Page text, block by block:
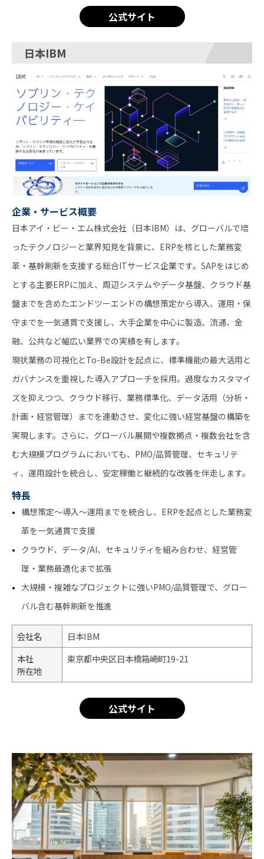
公式サイト
日本IBM
企業・サービス概要
日本アイ・ビー・エム株式会社（日本IBM）は、グローバルで培
ったテクノロジーと業界知見を背景に、ERPを核とした業務変
革・基幹刷新を支援する総合ITサービス企業です。SAPをはじめ
とする主要ERPに加え、周辺システムやデータ基盤、クラウド基
盤までを含めたエンドツーエンドの構想策定から導入、運用・保
守までを一気通貫で支援し、大手企業を中心に製造、流通、金
融、公共など幅広い業界での実績を有します。
現状業務の可視化とTo-Be設計を起点に、標準機能の最大活用と
ガバナンスを重視した導入アプローチを採用。過度なカスタマイ
ズを抑えつつ、クラウド移行、業務標準化、データ活用（分析・
計画・経営管理）までを連動させ、変化に強い経営基盤の構築を
実現します。さらに、グローバル展開や複数拠点・複数会社を含
む大規模プログラムにおいても、PMO/品質管理、セキュリテ
ィ、運用設計を統合し、安定稼働と継続的な改善を伴走します。
特長
構想策定〜導入〜運用までを統合し、ERPを起点とした業務変
革を一気通貫で支援
クラウド、データ/AI、セキュリティを組み合わせ、経営管
理・業務最適化まで拡張
大規模・複雑なプロジェクトに強いPMO/品質管理で、グロー
バル含む基幹刷新を推進
会社名
日本IBM
本社
所在地
東京都中央区日本橋箱崎町19-21
公式サイト